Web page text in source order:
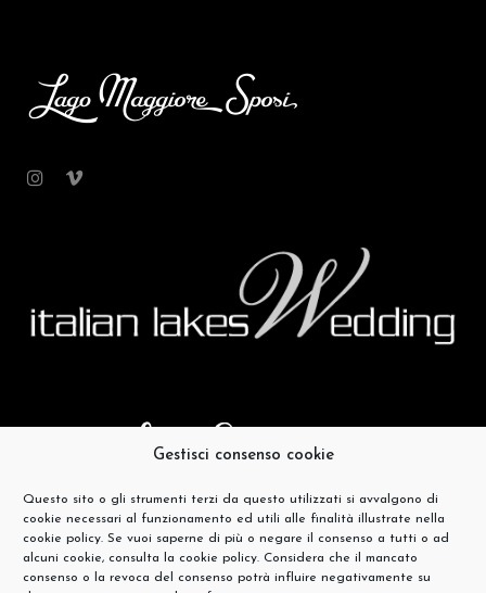
Gestisci consenso cookie
Questo sito o gli strumenti terzi da questo utilizzati si avvalgono di
cookie necessari al funzionamento ed utili alle finalità illustrate nella
cookie policy. Se vuoi saperne di più o negare il consenso a tutti o ad
alcuni cookie, consulta la cookie policy. Considera che il mancato
consenso o la revoca del consenso potrà influire negativamente su